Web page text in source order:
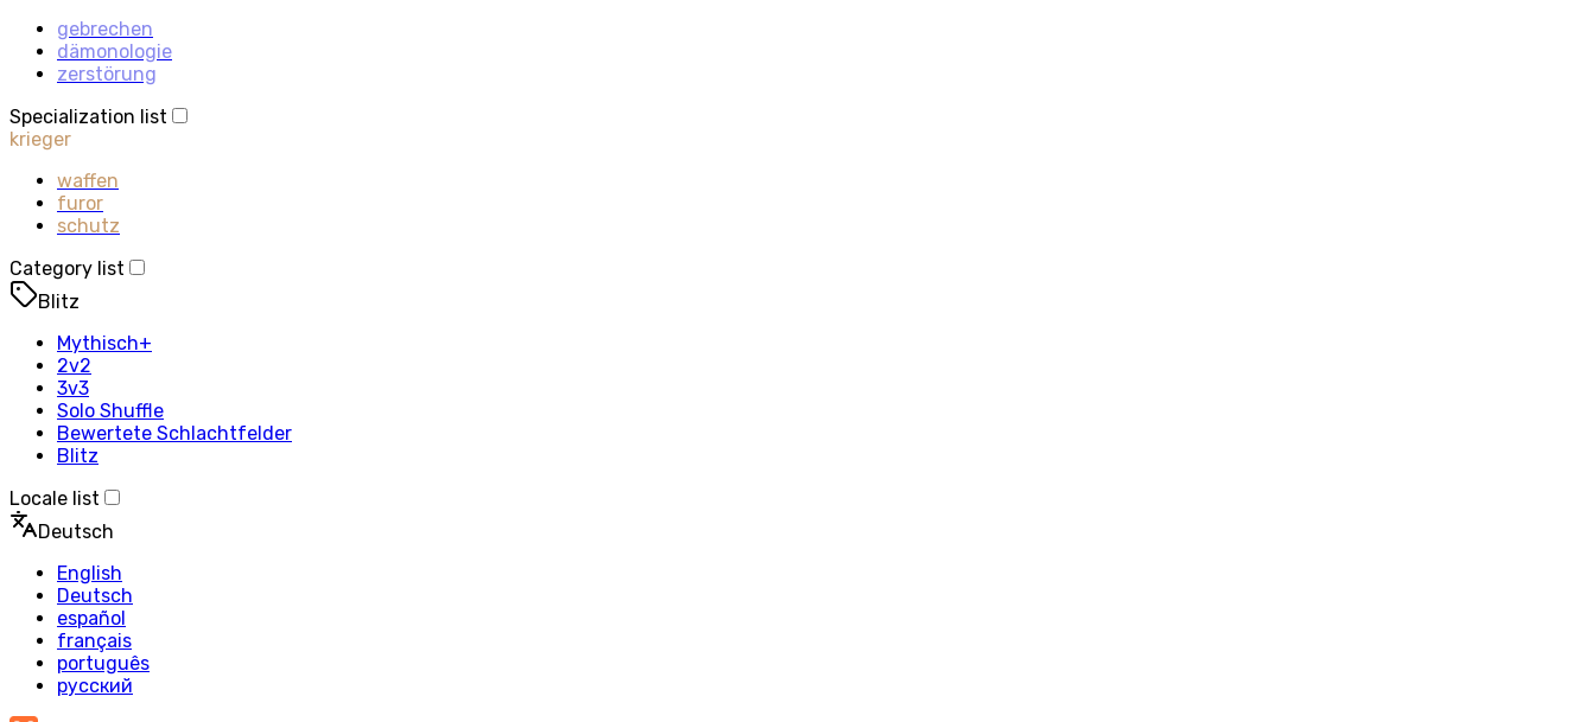
gebrechen
dämonologie
zerstörung
Specialization list
krieger
waffen
furor
schutz
Category list
Blitz
Mythisch+
2v2
3v3
Solo Shuffle
Bewertete Schlachtfelder
Blitz
Locale list
Deutsch
English
Deutsch
español
français
português
русский